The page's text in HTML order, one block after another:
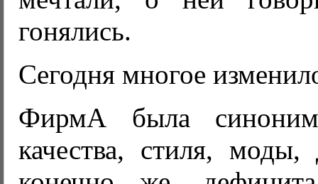
гонялись.
Сегодня многое
ФирмА была
качества, стиля, моды,